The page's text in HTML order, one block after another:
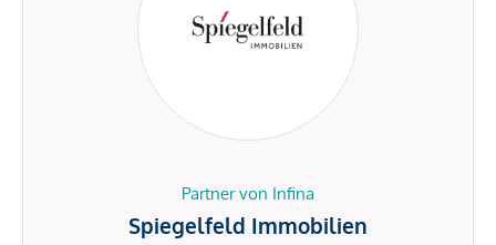
Partner von Infina
Spiegelfeld Immobilien